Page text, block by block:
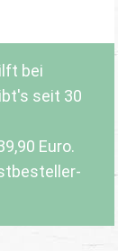
bei
seit 30
Euro.